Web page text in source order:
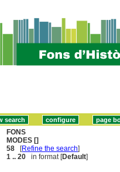
FONS
MODES []
58 [Refine the search]
1 .. 20 in format [Default]